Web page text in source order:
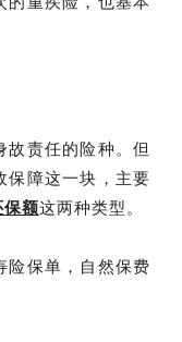
责任的险种。但
保障这一块，主要
额这两种类型。
险保单，自然保费